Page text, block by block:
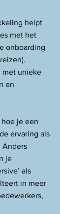
helpt
met het
onboarding
met unieke
en
je een
ervaring als
Anders
je
als
in meer